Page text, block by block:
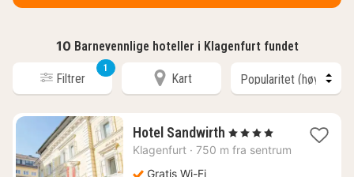
10 Barnevennlige hoteller i Klagenfurt fundet
Filtrer
1
Kart
Hotel Sandwirth 1
natt
, 4 Stjerner
Klagenfurt · 750 m fra sentrum
Gratis Wi-Fi